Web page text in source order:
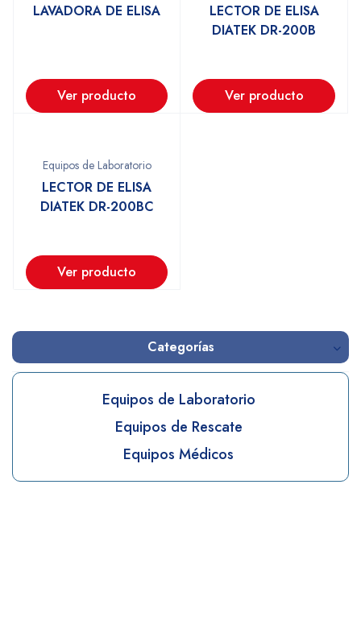
Categorías
Equipos de Laboratorio
Equipos de Rescate
Equipos Médicos
LAVADORA DE ELISA
Ver producto
LECTOR DE ELISA
DIATEK DR-200B
Ver producto
Equipos de Laboratorio
LECTOR DE ELISA
DIATEK DR-200BC
Ver producto